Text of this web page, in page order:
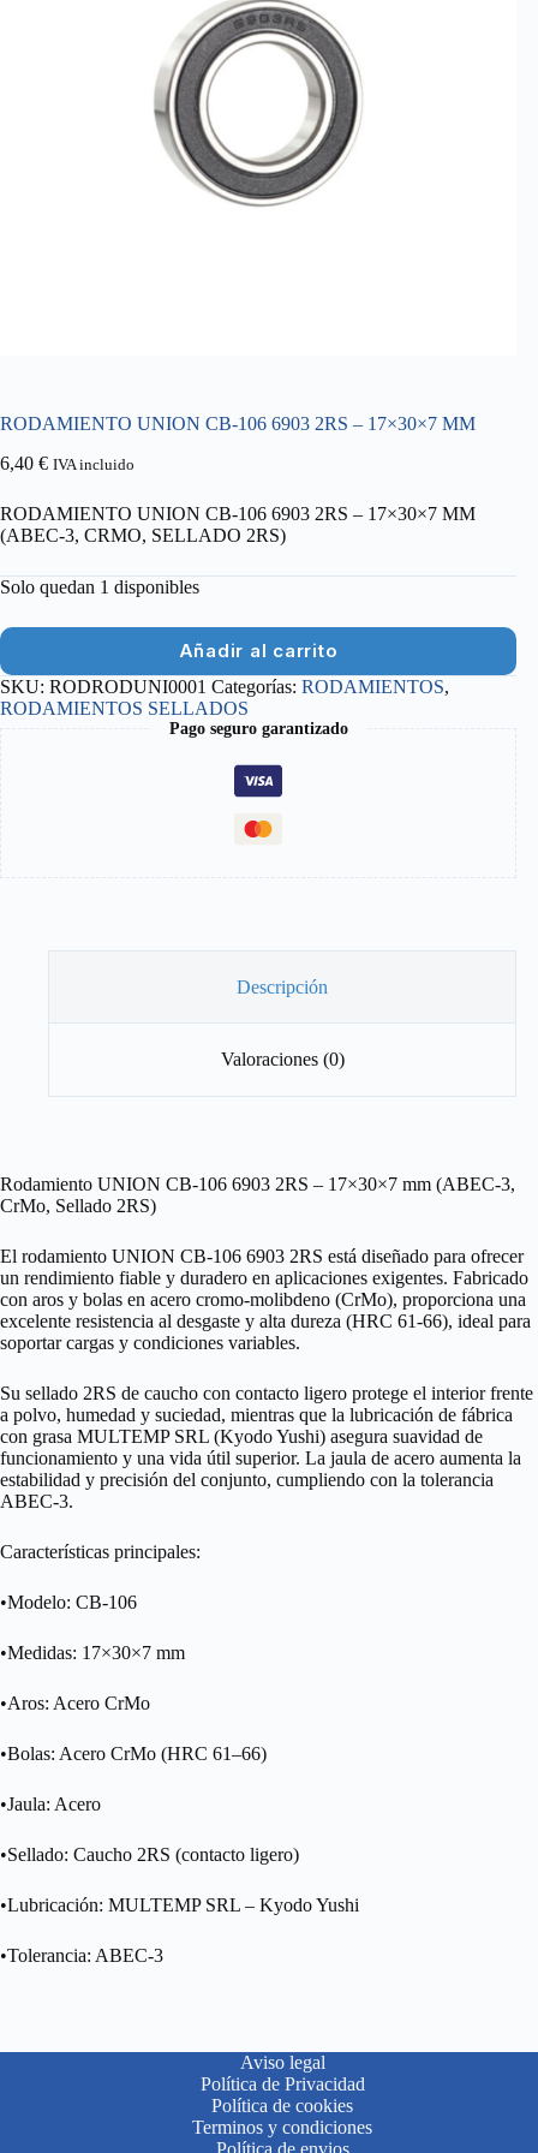
RODAMIENTO UNION CB-106 6903 2RS – 17×30×7 MM
6,40 € IVA incluido
RODAMIENTO UNION CB-106 6903 2RS – 17×30×7 MM
(ABEC-3, CRMO, SELLADO 2RS)
Solo quedan 1 disponibles
Añadir al carrito
SKU: RODRODUNI0001 Categorías: RODAMIENTOS,
RODAMIENTOS SELLADOS
Pago seguro garantizado
Descripción
Valoraciones (0)
Rodamiento UNION CB-106 6903 2RS – 17×30×7 mm (ABEC-3,
CrMo, Sellado 2RS)
El rodamiento UNION CB-106 6903 2RS está diseñado para ofrecer
un rendimiento fiable y duradero en aplicaciones exigentes. Fabricado
con aros y bolas en acero cromo-molibdeno (CrMo), proporciona una
excelente resistencia al desgaste y alta dureza (HRC 61-66), ideal para
soportar cargas y condiciones variables.
Su sellado 2RS de caucho con contacto ligero protege el interior frente
a polvo, humedad y suciedad, mientras que la lubricación de fábrica
con grasa MULTEMP SRL (Kyodo Yushi) asegura suavidad de
funcionamiento y una vida útil superior. La jaula de acero aumenta la
estabilidad y precisión del conjunto, cumpliendo con la tolerancia
ABEC-3.
Características principales:
•Modelo: CB-106
•Medidas: 17×30×7 mm
•Aros: Acero CrMo
•Bolas: Acero CrMo (HRC 61–66)
•Jaula: Acero
•Sellado: Caucho 2RS (contacto ligero)
•Lubricación: MULTEMP SRL – Kyodo Yushi
•Tolerancia: ABEC-3
Aviso legal
Política de Privacidad
Política de cookies
Terminos y condiciones
Política de envios